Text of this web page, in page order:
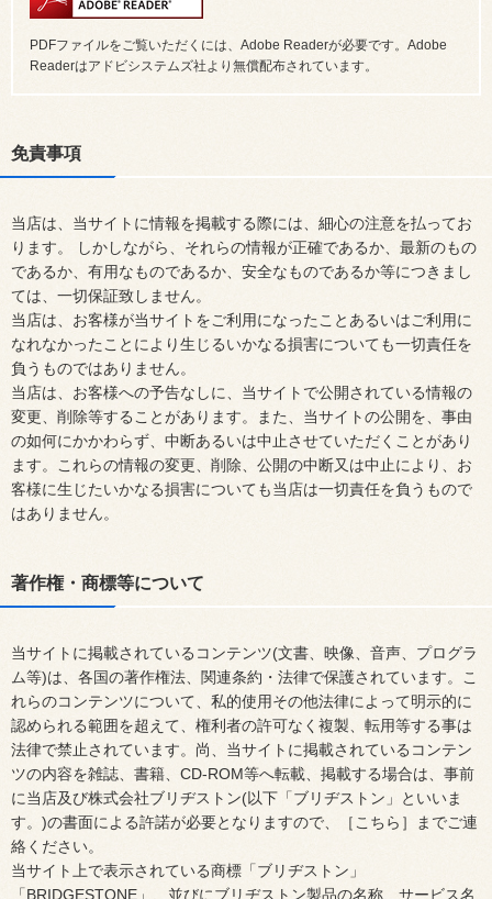
PDFファイルをご覧いただくには、Adobe Readerが必要です。Adobe
Readerはアドビシステムズ社より無償配布されています。
免責事項
当店は、当サイトに情報を掲載する際には、細心の注意を払ってお
ります。 しかしながら、それらの情報が正確であるか、最新のもの
であるか、有用なものであるか、安全なものであるか等につきまし
ては、一切保証致しません。
当店は、お客様が当サイトをご利用になったことあるいはご利用に
なれなかったことにより生じるいかなる損害についても一切責任を
負うものではありません。
当店は、お客様への予告なしに、当サイトで公開されている情報の
変更、削除等することがあります。また、当サイトの公開を、事由
の如何にかかわらず、中断あるいは中止させていただくことがあり
ます。これらの情報の変更、削除、公開の中断又は中止により、お
客様に生じたいかなる損害についても当店は一切責任を負うもので
はありません。
著作権・商標等について
当サイトに掲載されているコンテンツ(文書、映像、音声、プログラ
ム等)は、各国の著作権法、関連条約・法律で保護されています。こ
れらのコンテンツについて、私的使用その他法律によって明示的に
認められる範囲を超えて、権利者の許可なく複製、転用等する事は
法律で禁止されています。尚、当サイトに掲載されているコンテン
ツの内容を雑誌、書籍、CD-ROM等へ転載、掲載する場合は、事前
に当店及び株式会社ブリヂストン(以下「ブリヂストン」といいま
す。)の書面による許諾が必要となりますので、［こちら］までご連
絡ください。
当サイト上で表示されている商標「ブリヂストン」
「BRIDGESTONE」、並びにブリヂストン製品の名称、サービス名